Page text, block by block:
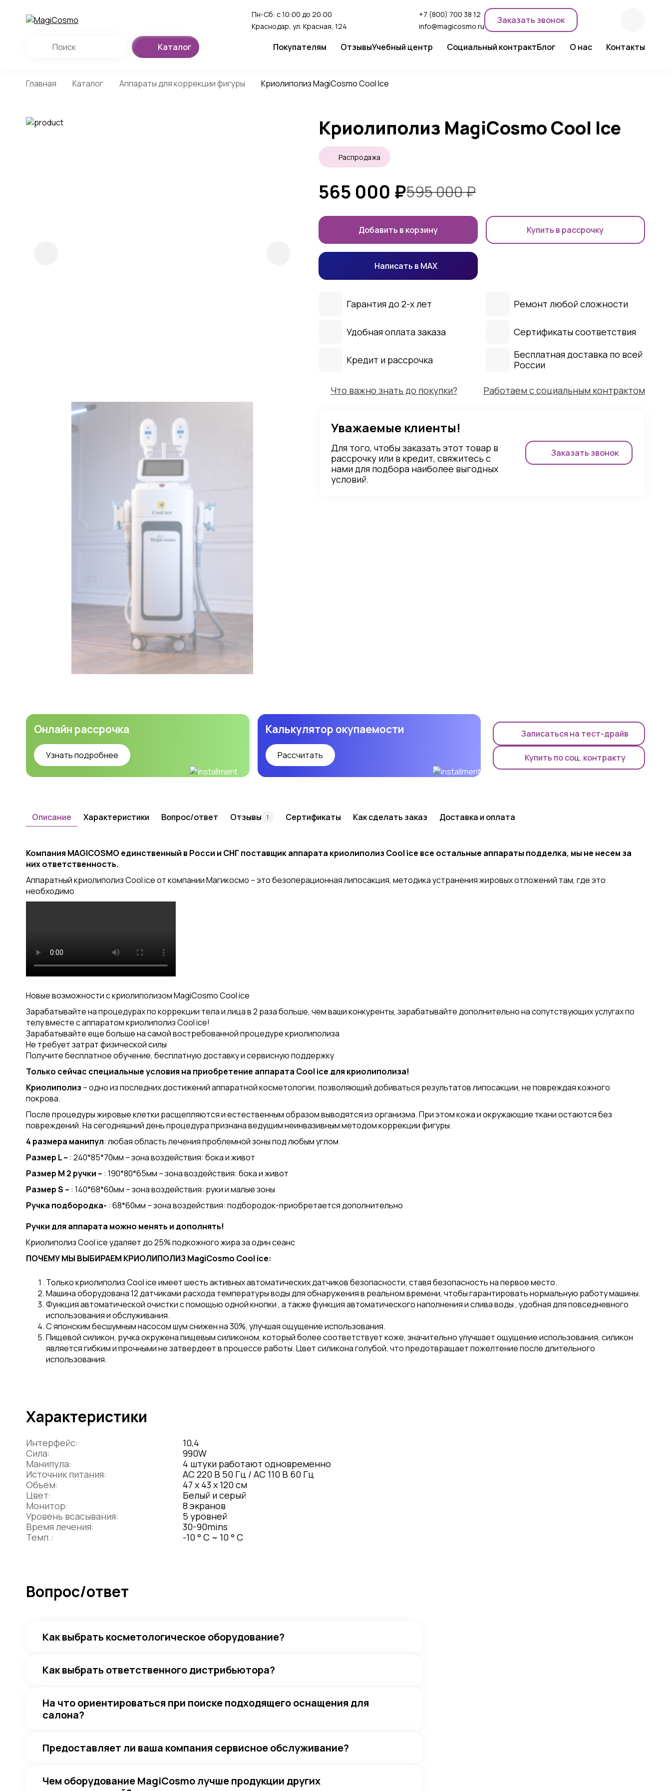
Пн-Сб: с 10:00 до 20:00
Краснодар, ул. Красная, 124
+7 (800) 700 38 12
info@magicosmo.ru
Заказать звонок
Каталог Покупателям
Доставка и оплата
Как сделать заказ
ОтзывыУчебный центр Социальный контрактБлог О нас Контакты
Главная Каталог Аппараты для коррекции фигуры Криолиполиз MagiCosmo Cool Ice
Криолиполиз MagiCosmo Cool Ice
Распродажа
565 000 ₽595 000₽
Добавить в корзину Купить в рассрочку
Написать в MAX
Гарантия до 2-х лет Ремонт любой сложности
Удобная оплата заказа Сертификаты соответствия
Кредит и рассрочка
Бесплатная доставка по всей
России
Что важно знать до покупки? Работаем с социальным контрактом
Уважаемые клиенты!
Для того, чтобы заказать этот товар в
рассрочку или в кредит, свяжитесь с
нами для подбора наиболее выгодных
условий.
Заказать звонок
Онлайн рассрочка
Узнать подробнее
Калькулятор окупаемости
Рассчитать
Записаться на тест-драйв
Купить по соц. контракту
Описание Характеристики Вопрос/ответ Отзывы 1 Сертификаты Как сделать заказ Доставка и оплата
Компания MAGICOSMO единственный в Росси и СНГ поставщик аппарата криолиполиз Cool ice все остальные аппараты подделка, мы не несем за
них ответственность.
Аппаратный криолиполиз Cool ice от компании Магикосмо – это безоперационная липосакция, методика устранения жировых отложений там, где это
необходимо
Новые возможности с криолиполизом MagiCosmo Cool ice
Зарабатывайте на процедурах по коррекции тела и лица в 2 раза больше, чем ваши конкуренты, зарабатывайте дополнительно на сопутствующих услугах по
телу вместе с аппаратом криолиполиз Cool ice!
Зарабатывайте еще больше на самой востребованной процедуре криолиполиза
Не требует затрат физической силы
Получите бесплатное обучение, бесплатную доставку и сервисную поддержку
Только сейчас специальные условия на приобретение аппарата Cool ice для криолиполиза!
Криолиполиз – одно из последних достижений аппаратной косметологии, позволяющий добиваться результатов липосакции, не повреждая кожного
покрова.
После процедуры жировые клетки расщепляются и естественным образом выводятся из организма. При этом кожа и окружающие ткани остаются без
повреждений. На сегодняшний день процедура признана ведущим неинвазивным методом коррекции фигуры.
4 размера манипул: любая область лечения проблемной зоны под любым углом
Размер L– : 240*85*70мм – зона воздействия: бока и живот
Размер М 2 ручки – : 190*80*65мм – зона воздействия: бока и живот
РазмерS – : 140*68*60мм – зона воздействия: руки и малые зоны
Ручка подбородка- : 68*60мм – зона воздействия: подбородок-приобретается дополнительно
Ручки для аппарата можно менять и дополнять!
Криолиполиз Cool ice удаляет до 25% подкожного жира за один сеанс
ПОЧЕМУ МЫ ВЫБИРАЕМ КРИОЛИПОЛИЗ MagiCosmo Cool ice:
Только криолиполиз Cool ice имеет шесть активных автоматических датчиков безопасности, ставя безопасность на первое место.
Машина оборудована 12 датчиками расхода температуры воды для обнаружения в реальном времени, чтобы гарантировать нормальную работу машины.
Функция автоматической очистки с помощью одной кнопки , а также функция автоматического наполнения и слива воды , удобная для повседневного
использования и обслуживания.
С японским бесшумным насосом шум снижен на 30%, улучшая ощущение использования.
Пищевой силикон, ручка окружена пищевым силиконом, который более соответствует коже, значительно улучшает ощущение использования, силикон
является гибким и прочными не затвердеет в процессе работы. Цвет силикона голубой, что предотвращает пожелтение после длительного
использования.
Характеристики
Интерфейс:
10,4
Сила:
990W
Манипула:
4 штуки работают одновременно
Источник питания:
AC 220 В 50 Гц / AC 110 В 60 Гц
Объем:
47 х 43 х 120 см
Цвет:
Белый и серый
Монитор:
8 экранов
Уровень всасывания:
5 уровней
Время лечения:
30-90mins
Темп.:
-10 ° C ~ 10 ° C
Вопрос/ответ
Как выбрать косметологическое оборудование?
Как выбрать ответственного дистрибьютора?
На что ориентироваться при поиске подходящего оснащения для
салона?
Предоставляет ли ваша компания сервисное обслуживание?
Чем оборудование MagiCosmo лучше продукции других